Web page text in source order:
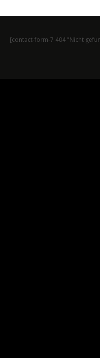
[contact-form-7 404 "Nicht